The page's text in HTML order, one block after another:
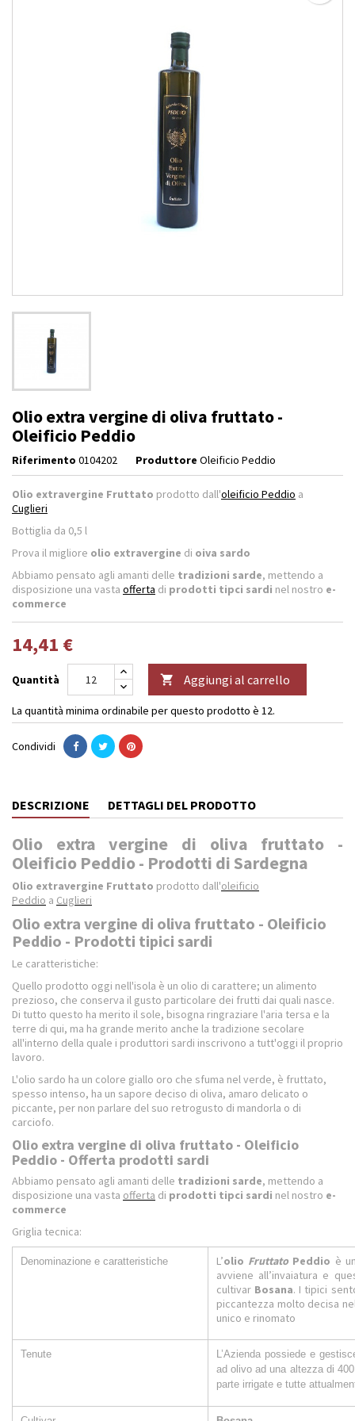
Olio extra vergine di oliva fruttato -
Oleificio Peddio
Riferimento 0104202 Produttore Oleificio Peddio
Olio extravergine Fruttato prodotto dall'oleificio Peddio a
Cuglieri
Bottiglia da 0,5 l
Prova il migliore olio extravergine di oiva sardo
Abbiamo pensato agli amanti delle tradizioni sarde, mettendo a
disposizione una vasta offerta di prodotti tipci sardi nel nostro e-
commerce
14,41 €
Quantità  Aggiungi al carrello
La quantità minima ordinabile per questo prodotto è 12.
Condividi
DESCRIZIONE DETTAGLI DEL PRODOTTO
Olio extra vergine di oliva fruttato -
Oleificio Peddio - Prodotti di Sardegna
Olio extravergine Fruttato prodotto dall'oleificio
Peddio a Cuglieri
Olio extra vergine di oliva fruttato - Oleificio
Peddio - Prodotti tipici sardi
Le caratteristiche:
Quello prodotto oggi nell'isola è un olio di carattere; un alimento
prezioso, che conserva il gusto particolare dei frutti dai quali nasce.
Di tutto questo ha merito il sole, bisogna ringraziare l'aria tersa e la
terre di qui, ma ha grande merito anche la tradizione secolare
all'interno della quale i produttori sardi inscrivono a tutt'oggi il proprio
lavoro.
L'olio sardo ha un colore giallo oro che sfuma nel verde, è fruttato,
spesso intenso, ha un sapore deciso di oliva, amaro delicato o
piccante, per non parlare del suo retrogusto di mandorla o di
carciofo.
Olio extra vergine di oliva fruttato - Oleificio
Peddio - Offerta prodotti sardi
Abbiamo pensato agli amanti delle tradizioni sarde, mettendo a
disposizione una vasta offerta di prodotti tipci sardi nel nostro e-
commerce
Griglia tecnica:
Denominazione e caratteristiche L’olio Fruttato Peddio è
avviene all’invaiatura e
cultivar Bosana. I tipici
piccantezza molto decisa
unico e rinomato
Tenute
L’Azienda possiede e
ad olivo ad una altezza di
parte irrigate e tutte